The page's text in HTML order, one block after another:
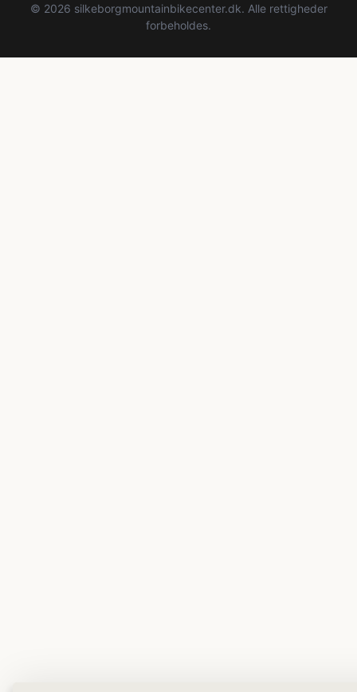
© 2026 silkeborgmountainbikecenter.dk. Alle rettigheder
forbeholdes.